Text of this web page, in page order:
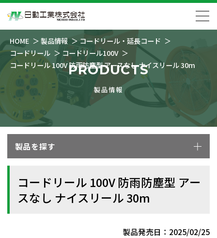
HOME 製品情報
コードリール・延長コード
コードリール
コードリール100V
コードリール 100V 防雨防塵型 アースなし ナイスリール 30m
PRODUCTS
製品情報
製品を探す
コードリール 100V 防雨防塵型 アー
スなし ナイスリール 30m
製品発売日：2025/02/25